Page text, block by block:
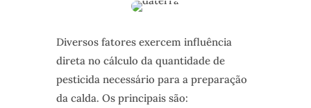
Diversos fatores exercem influência
direta no cálculo da quantidade de
pesticida necessário para a preparação
da calda. Os principais são: